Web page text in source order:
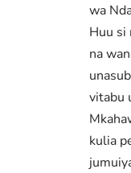
wa
Huu si
na
vitabu
kulia